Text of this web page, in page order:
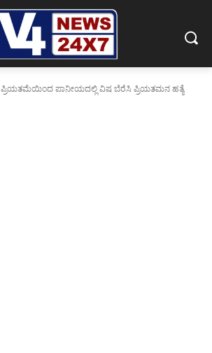
ಪ್ರಿಯತಮೆಯಿಂದ ಪಾನೀಯದಲ್ಲಿ ವಿಷ ಬೆರೆಸಿ ಪ್ರಿಯತಮನ ಹತ್ಯೆ